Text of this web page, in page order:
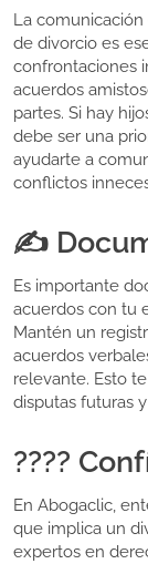
La
de divorcio es
confrontaciones
acuerdos
partes. Si hay
debe ser una
ayudarte a
conflictos
✍️
Es importante
acuerdos con tu
Mantén un
acuerdos
relevante. Esto
disputas futuras
????
En Abogaclic,
que implica un
expertos en